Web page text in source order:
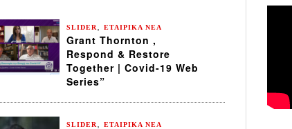
SLIDER ΕΤΑΙΡΙΚΑ ΝΕΑ
Grant Thornton ,
Respond & Restore
Together | Covid-19 Web
Series”
SLIDER ΕΤΑΙΡΙΚΑ ΝΕΑ